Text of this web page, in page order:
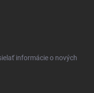
informácie o nových